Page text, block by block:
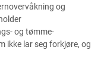
og
og tømme-
ikke lar seg forkjøre, og